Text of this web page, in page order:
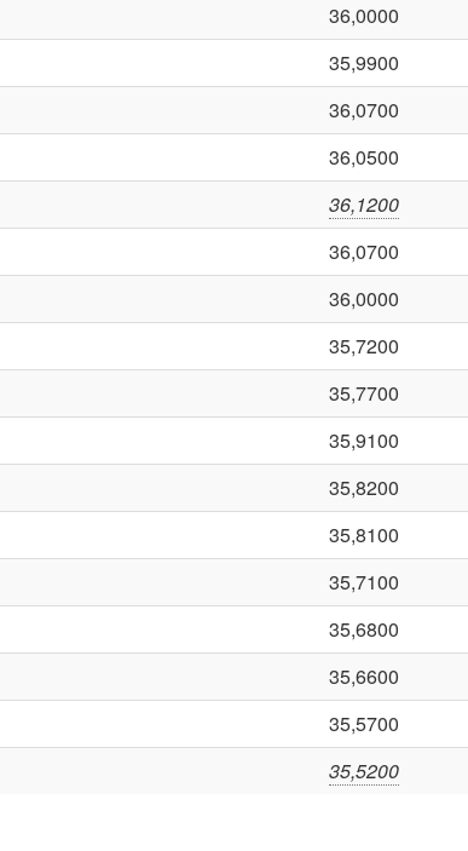
36,0000
35,9900
36,0700
36,0500
36,1200
36,0700
36,0000
35,7200
35,7700
35,9100
35,8200
35,8100
35,7100
35,6800
35,6600
35,5700
35,5200